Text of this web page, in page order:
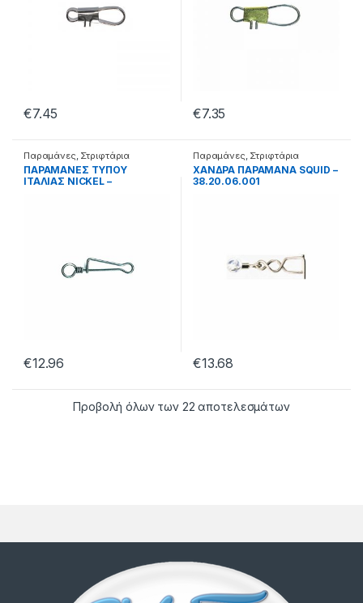
€7.45 €7.35
Παραμάνες Στριφτάρια
ΠΑΡΑΜΑΝΕΣ ΤΥΠΟΥ
ΙΤΑΛΙΑΣ NICKEL –
€12.96
Παραμάνες Στριφτάρια
ΧΑΝΔΡΑ ΠΑΡΑΜΑΝΑ SQUID –
38.20.06.001
€13.68
Προβολή όλων των 22 αποτελεσμάτων